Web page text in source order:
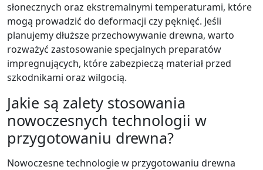
słonecznych oraz ekstremalnymi temperaturami, które
mogą prowadzić do deformacji czy pęknięć. Jeśli
planujemy dłuższe przechowywanie drewna, warto
rozważyć zastosowanie specjalnych preparatów
impregnujących, które zabezpieczą materiał przed
szkodnikami oraz wilgocią.
Jakie są zalety stosowania
nowoczesnych technologii w
przygotowaniu drewna?
Nowoczesne technologie w przygotowaniu drewna